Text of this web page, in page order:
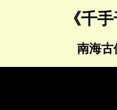
《千
南海古